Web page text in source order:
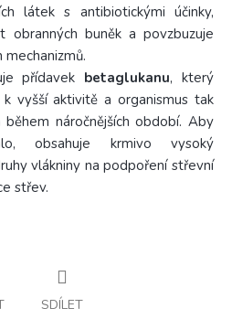
látek s antibiotickými účinky,
obranných buněk a povzbuzuje
přídavek betaglukanu, který
vyšší aktivitě a organismus tak
náročnějších období. Aby
obsahuje krmivo vysoký
vlákniny na podpoření střevní
střev.
SDÍLET